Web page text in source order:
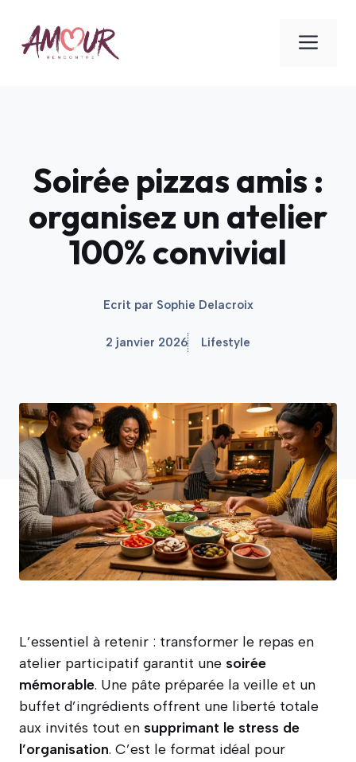
contenu
Soirée pizzas amis :
organisez un atelier
100% convivial
Ecrit par Sophie Delacroix
2 janvier 2026 Lifestyle
L’essentiel à retenir : transformer le repas en
atelier participatif garantit une soirée
mémorable. Une pâte préparée la veille et un
buffet d’ingrédients offrent une liberté totale
aux invités tout en supprimant le stress de
l’organisation. C’est le format idéal pour